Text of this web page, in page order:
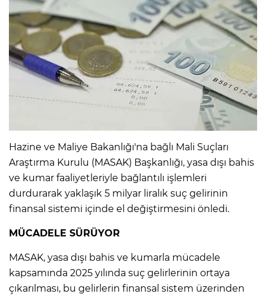
Hazine ve Maliye Bakanlığı'na bağlı Mali Suçları
Araştırma Kurulu (MASAK) Başkanlığı, yasa dışı bahis
ve kumar faaliyetleriyle bağlantılı işlemleri
durdurarak yaklaşık 5 milyar liralık suç gelirinin
finansal sistemi içinde el değiştirmesini önledi.
MÜCADELE SÜRÜYOR
MASAK, yasa dışı bahis ve kumarla mücadele
kapsamında 2025 yılında suç gelirlerinin ortaya
çıkarılması, bu gelirlerin finansal sistem üzerinden